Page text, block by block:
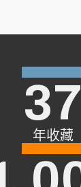
陰陽與五行的
陰陽與五行的關
– 九
腑 – 十
推斷 – 七
推斷 – 八
推斷 – 九
推斷 – 十
推斷 – 十一
年收藏
37